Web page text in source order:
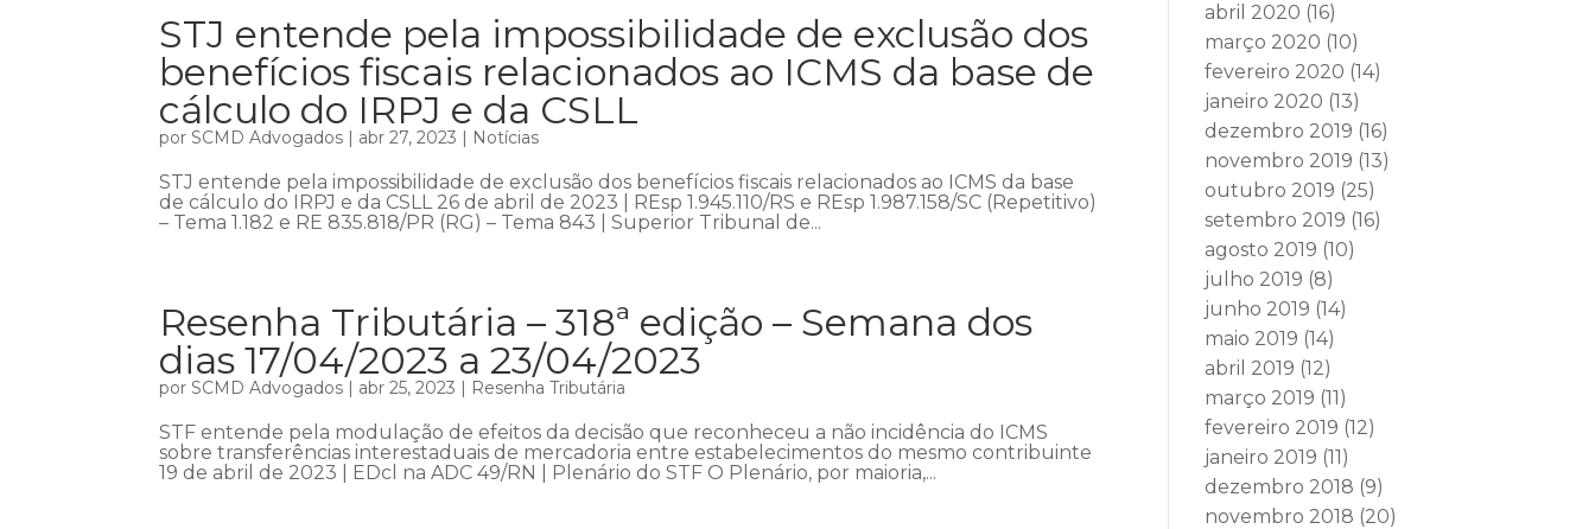
STJ entende pela impossibilidade de exclusão dos
benefícios fiscais relacionados ao ICMS da base de
cálculo do IRPJ e da CSLL
porSCMD Advogados | abr 27, 2023 | Notícias
STJ entende pela impossibilidade de exclusão dos benefícios fiscais relacionados ao ICMS da base
de cálculo do IRPJ e da CSLL 26 de abril de 2023 | REsp 1.945.110/RS e REsp 1.987.158/SC (Repetitivo)
– Tema 1.182 e RE 835.818/PR (RG) – Tema 843 | Superior Tribunal de...
Resenha Tributária – 318ª edição – Semana dos
dias 17/04/2023 a 23/04/2023
porSCMD Advogados | abr 25, 2023 | Resenha Tributária
STF entende pela modulação de efeitos da decisão que reconheceu a não incidência do ICMS
sobre transferências interestaduais de mercadoria entre estabelecimentos do mesmo contribuinte
19 de abril de 2023 | EDcl na ADC 49/RN | Plenário do STF O Plenário, por maioria,...
abril 2020 (16)
março 2020 (10)
fevereiro 2020 (14)
janeiro 2020 (13)
dezembro 2019 (16)
novembro 2019 (13)
outubro 2019 (25)
setembro 2019 (16)
agosto 2019 (10)
julho 2019 (8)
junho 2019 (14)
maio 2019 (14)
abril 2019 (12)
março 2019 (11)
fevereiro 2019 (12)
janeiro 2019 (11)
dezembro 2018 (9)
novembro 2018 (20)